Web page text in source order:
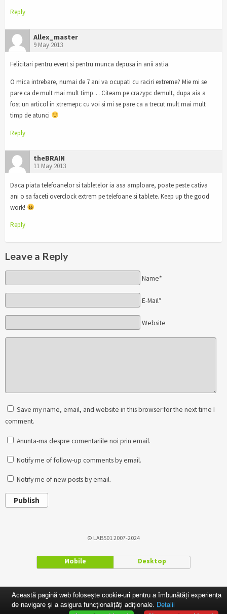
Reply
Allex_master
9 May 2013
Felicitari pentru event si pentru munca depusa in anii astia.
O mica intrebare, numai de 7 ani va ocupati cu raciri extreme? Mie mi se
pare ca de mult mai mult timp… Citeam pe crazypc demult, dupa aia a
fost un articol in xtremepc cu voi si mi se pare ca a trecut mult mai mult
timp de atunci
Reply
theBRAIN
11 May 2013
Daca piata telefoanelor si tabletelor ia asa amploare, poate peste cativa
ani o sa faceti overclock extrem pe telefoane si tablete. Keep up the good
work!
Reply
Leave a Reply
Name*
E-Mail*
Website
Save my name, email, and website in this browser for the next time I
comment.
Anunta-ma despre comentariile noi prin email.
Notify me of follow-up comments by email.
Notify me of new posts by email.
Publish
© LAB501 2007-2024
Mobile Desktop
Această pagină web folosește cookie-uri pentru a îmbunătăți experiența
de navigare și a asigura funcționalițăți adiționale. Detalii